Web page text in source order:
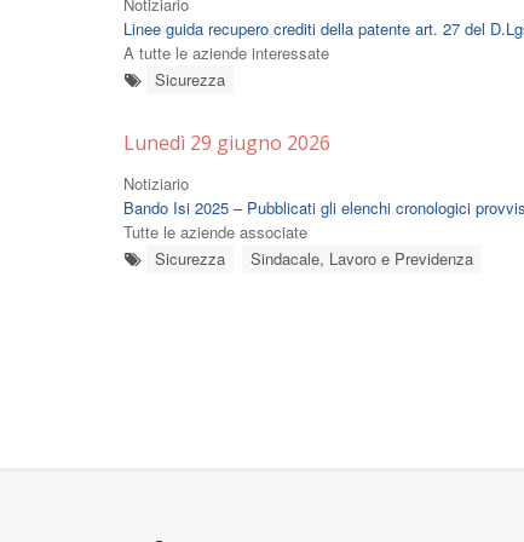
Linee guida recupero crediti della patente art. 27 del
A tutte le aziende interessate
Sicurezza
Lunedì 29 giugno 2026
Notiziario
Bando Isi 2025 – Pubblicati gli elenchi cronologici
Tutte le aziende associate
Sicurezza
Sindacale, Lavoro e Previdenza